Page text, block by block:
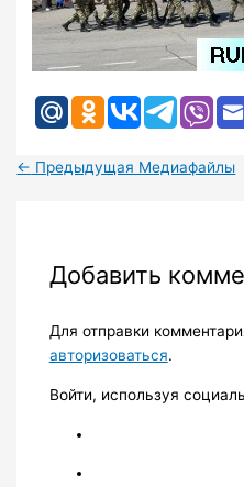
← Предыдущая Медиафайлы
Добавить
Для отправки
авторизоваться.
Войти, используя